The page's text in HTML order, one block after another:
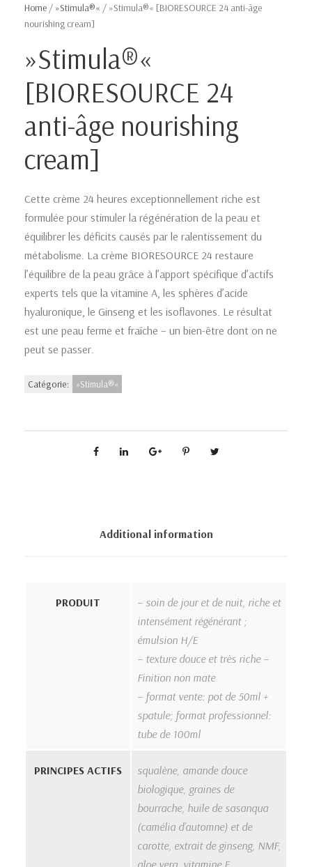
Home / »Stimula®« / »Stimula®« [BIORESOURCE 24 anti-âge
nourishing cream]
»Stimula®«
[BIORESOURCE 24
anti-âge nourishing
cream]
Cette crème 24 heures exceptionnellement riche est
formulée pour stimuler la régénération de la peau et
équilibrer les déficits causés par le ralentissement du
métabolisme. La crème BIORESOURCE 24 restaure
l’équilibre de la peau grâce à l’apport spécifique d’actifs
experts tels que la vitamine A, les sphères d’acide
hyaluronique, le Ginseng et les isoflavones. Le résultat
est une peau ferme et fraîche – un bien-être dont on ne
peut se passer.
Catégorie: »Stimula®«
Additional information
PRODUIT
– soin de jour et de nuit, riche et
intensément régénérant ;
émulsion H/E
– texture douce et très riche –
Finition non mate
– format vente: pot de 50ml +
spatule; format professionnel:
tube de 100ml
PRINCIPES ACTIFS
squalène, amande douce
biologique, graines de
bourrache, huile de sasanqua
(camélia d’automne) et de
carotte, extrait de ginseng, NMF,
aloe vera, vitamine E,